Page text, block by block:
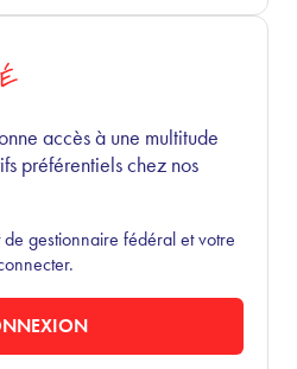
accès à une multitude
préférentiels chez nos
de gestionnaire fédéral et votre